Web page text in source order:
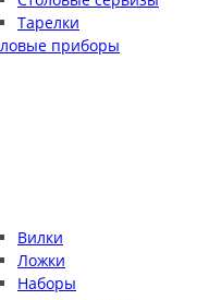
Тарелки
приборы
Вилки
Ложки
Наборы